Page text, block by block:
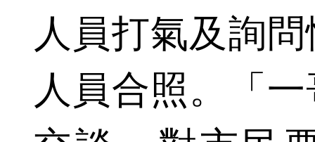
人員打氣及詢
人員合照。「